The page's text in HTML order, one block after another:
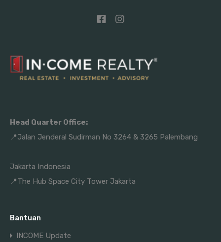
Head Quarter Office:
📍Jalan Jenderal Sudirman No 3264 & 3265 Palembang
Jakarta Indonesia
📍The Hub Space City Tower Jakarta
Bantuan
INCOME Update